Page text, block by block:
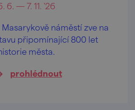
6. — 7. 11. '26
náměstí zve na
připomínající 800 let
města.
prohlédnout